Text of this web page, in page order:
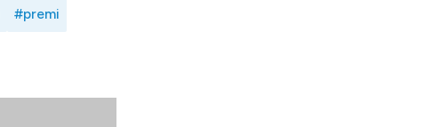
#premi